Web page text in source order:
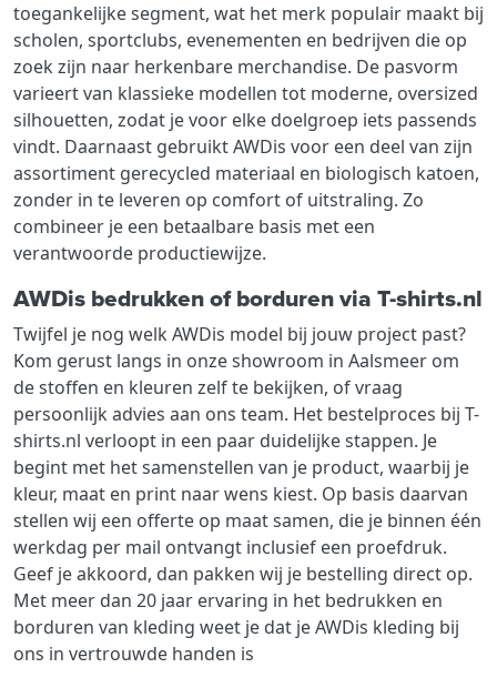
toegankelijke segment, wat het merk populair maakt bij
scholen, sportclubs, evenementen en bedrijven die op
zoek zijn naar herkenbare merchandise. De pasvorm
varieert van klassieke modellen tot moderne, oversized
silhouetten, zodat je voor elke doelgroep iets passends
vindt. Daarnaast gebruikt AWDis voor een deel van zijn
assortiment gerecycled materiaal en biologisch katoen,
zonder in te leveren op comfort of uitstraling. Zo
combineer je een betaalbare basis met een
verantwoorde productiewijze.
AWDis bedrukken of borduren via T-shirts.nl
Twijfel je nog welk AWDis model bij jouw project past?
Kom gerust langs in onze showroom in Aalsmeer om
de stoffen en kleuren zelf te bekijken, of vraag
persoonlijk advies aan ons team. Het bestelproces bij T-
shirts.nl verloopt in een paar duidelijke stappen. Je
begint met het samenstellen van je product, waarbij je
kleur, maat en print naar wens kiest. Op basis daarvan
stellen wij een offerte op maat samen, die je binnen één
werkdag per mail ontvangt inclusief een proefdruk.
Geef je akkoord, dan pakken wij je bestelling direct op.
Met meer dan 20 jaar ervaring in het bedrukken en
borduren van kleding weet je dat je AWDis kleding bij
ons in vertrouwde handen is